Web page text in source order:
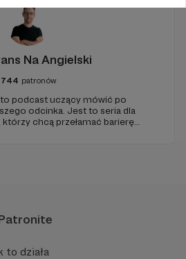
Na Angielski
744 patronów
to podcast uczący mówić po
odcinka. Jest to seria dla
chcą przełamać barierę
to działa